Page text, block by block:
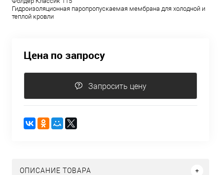
Гидроизоляционная паропропускаемая мембрана для холодной и
теплой кровли
Цена по запросу
Запросить цену
ОПИСАНИЕ ТОВАРА